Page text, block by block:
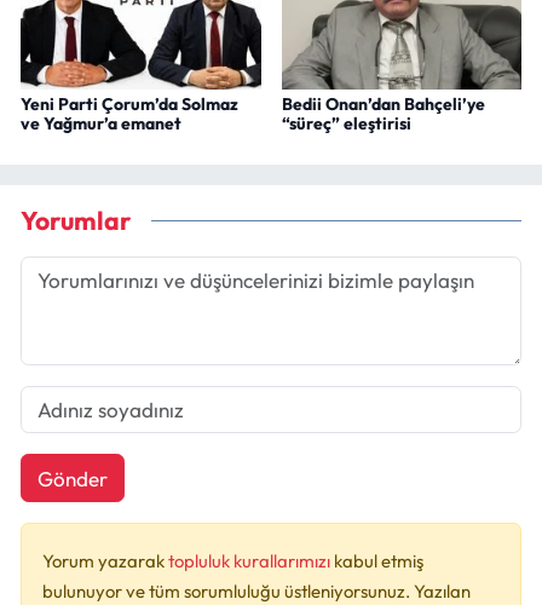
Yeni Parti Çorum’da Solmaz
ve Yağmur’a emanet
Bedii Onan’dan Bahçeli’ye
“süreç” eleştirisi
Yorumlar
Gönder
Yorum yazaraktopluluk kurallarımızı kabul etmiş
bulunuyor ve tüm sorumluluğu üstleniyorsunuz. Yazılan